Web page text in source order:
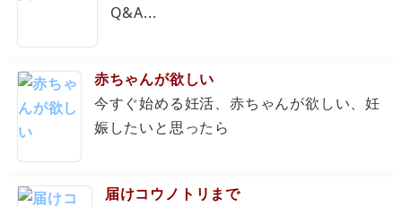
Q&A...
赤ちゃんが欲しい
今すぐ始める妊活、赤ちゃんが欲しい、妊
娠したいと思ったら
届けコウノトリまで